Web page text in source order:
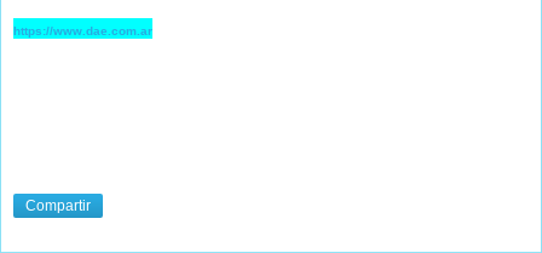
https://www.dae.com.ar
Compartir